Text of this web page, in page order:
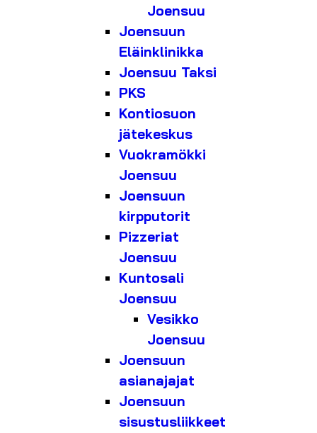
Joensuu
Joensuun
Eläinklinikka
Joensuu Taksi
PKS
Kontiosuon
jätekeskus
Vuokramökki
Joensuu
Joensuun
kirpputorit
Pizzeriat
Joensuu
Kuntosali
Joensuu
Vesikko
Joensuu
Joensuun
asianajajat
Joensuun
sisustusliikkeet